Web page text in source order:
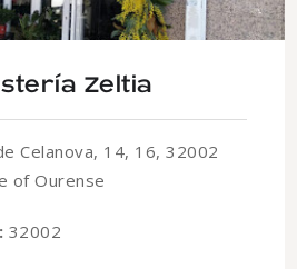
Zeltia
Celanova, 14, 16, 32002
of Ourense
32002